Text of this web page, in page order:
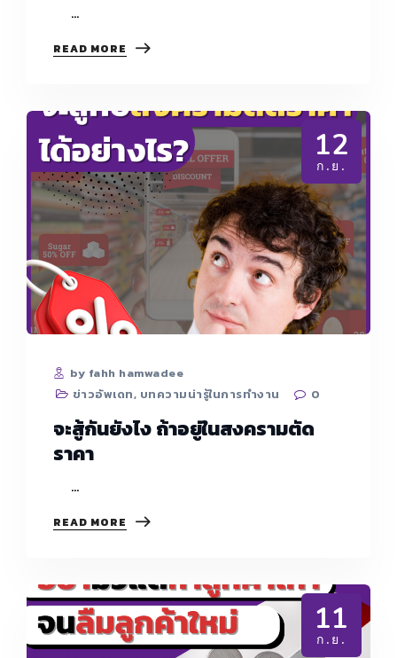
…
READ MORE เลือก
อย่างไร
ประสบ
ความ
สำเร็จ
12
ก.ย.
by fahh hamwadee
ข่าวอัพเดท, บทความน่ารู้ในการทำงาน 0
จะสู้กันยังไง ถ้าอยู่ในสงครามตัด
ราคา
…
READ MORE จะ
ไง
ถ้า
อยู่
ใน
สงคราม
11
ก.ย.